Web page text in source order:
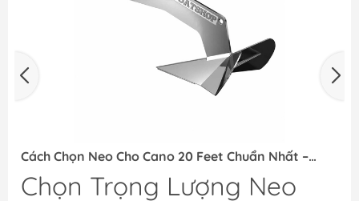
Cách Chọn Neo Cho Cano 20 Feet Chuẩn Nhất –
Chọn Trọng Lượng Neo